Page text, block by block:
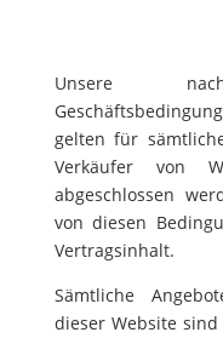
Unsere
gelten für
Verkäufer von
abgeschlossen
von diesen
Vertragsinhalt.
Sämtliche
dieser Website